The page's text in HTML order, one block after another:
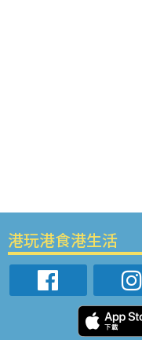
港玩港食港生活